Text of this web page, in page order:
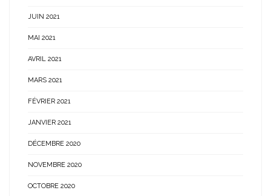
JUIN 2021
MAI 2021
AVRIL 2021
MARS 2021
FÉVRIER 2021
JANVIER 2021
DÉCEMBRE 2020
NOVEMBRE 2020
OCTOBRE 2020